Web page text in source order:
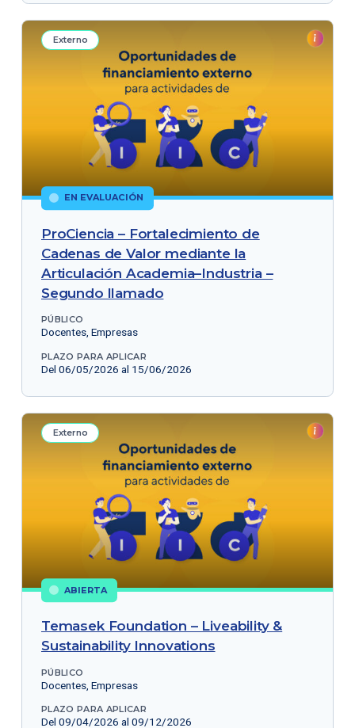
Externo
EN EVALUACIÓN
ProCiencia – Fortalecimiento de
Cadenas de Valor mediante la
Articulación Academia–Industria –
Segundo llamado
PÚBLICO
Docentes, Empresas
PLAZO PARA APLICAR
Del 06/05/2026 al 15/06/2026
Externo
ABIERTA
Temasek Foundation – Liveability &
Sustainability Innovations
PÚBLICO
Docentes, Empresas
PLAZO PARA APLICAR
Del 09/04/2026 al 09/12/2026